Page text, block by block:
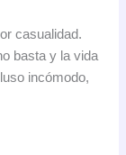
casualidad.
basta y la vida
incómodo,